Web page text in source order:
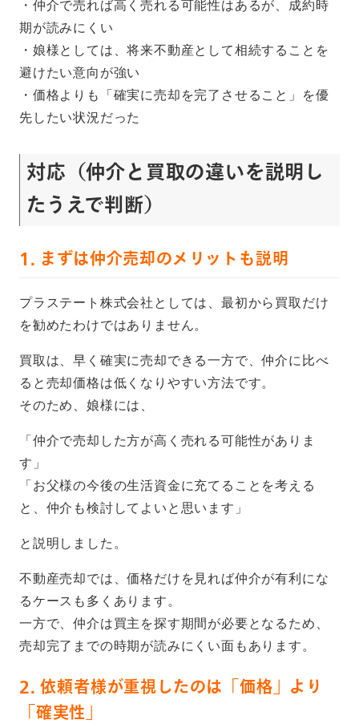
・仲介で売れば高く売れる可能性はあるが、成約時
期が読みにくい
・娘様としては、将来不動産として相続することを
避けたい意向が強い
・価格よりも「確実に売却を完了させること」を優
先したい状況だった
対応（仲介と買取の違いを説明し
たうえで判断）
1. まずは仲介売却のメリットも説明
プラステート株式会社としては、最初から買取だけ
を勧めたわけではありません。
買取は、早く確実に売却できる一方で、仲介に比べ
ると売却価格は低くなりやすい方法です。
そのため、娘様には、
「仲介で売却した方が高く売れる可能性がありま
す」
「お父様の今後の生活資金に充てることを考える
と、仲介も検討してよいと思います」
と説明しました。
不動産売却では、価格だけを見れば仲介が有利にな
るケースも多くあります。
一方で、仲介は買主を探す期間が必要となるため、
売却完了までの時期が読みにくい面もあります。
2. 依頼者様が重視したのは「価格」より
「確実性」